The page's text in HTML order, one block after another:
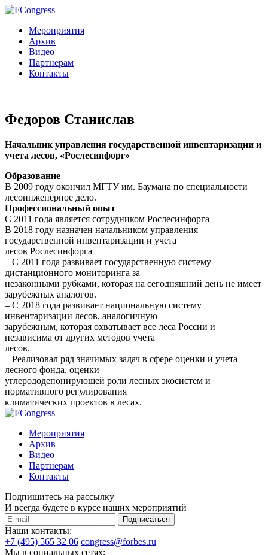
Мероприятия
Архив
Видео
Партнерам
Контакты
Федоров Станислав
Начальник управления государственной инвентаризации и
учета лесов, «Рослесинфорг»
Образование
В 2009 году окончил МГТУ им. Баумана по специальности
лесоинженерное дело.
Профессиональный опыт
С 2011 года является сотрудником Рослесинфорга
В 2018 году назначен начальником управления
государственной инвентаризации и учета
лесов Рослесинфорга
– С 2011 года развивает государственную систему
дистанционного мониторинга за
незаконными рубками, которая на сегодняшний день не имеет
зарубежных аналогов.
– С 2018 года развивает национальную систему
инвентаризации лесов, аналогичную
зарубежным, которая охватывает все леса России и
независима от других методов учета
лесов.
– Реализовал ряд значимых задач в сфере оценки и учета
лесного фонда, оценки
углерододепонирующей роли лесных экосистем и
нормативного регулирования
климатических проектов в лесах.
Мероприятия
Архив
Видео
Партнерам
Контакты
Подпишитесь на рассылку
И всегда будете в курсе наших мероприятий
Подписаться
Наши контакты:
+7 (495) 565 32 06 congress@forbes.ru
Мы в социальных сетях: